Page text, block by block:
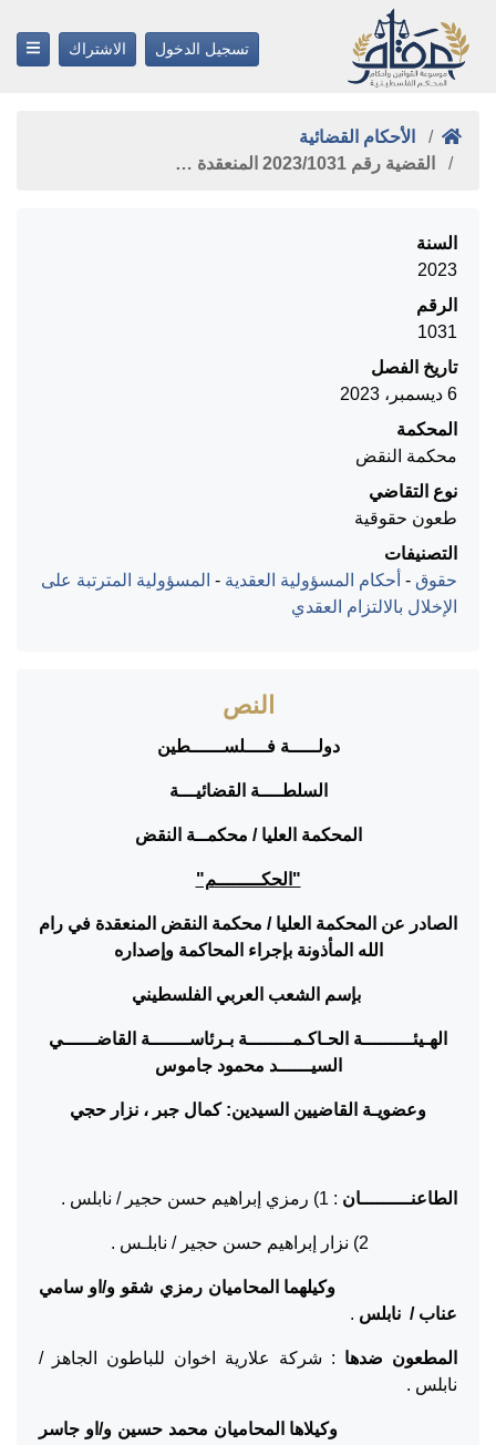
تسجيل الدخول الاشتراك
الأحكام القضائية
القضية رقم ‎1031‏/‎2023‏ المنعقدة …
السنة
2023
الرقم
1031
تاريخ الفصل
6 ديسمبر، 2023
المحكمة
محكمة النقض
نوع التقاضي
طعون حقوقية
التصنيفات
حقوق - أحكام المسؤولية العقدية - المسؤولية المترتبة على
الإخلال بالالتزام العقدي
النص
دولـــــة فــــلســــــطين
السلطــــة القضائيـــة
المحكمة العليا / محكمــة النقض
"الحكــــــــم"
الصادر عن المحكمة العليا / محكمة النقض المنعقدة في رام
الله المأذونة بإجراء المحاكمة وإصداره
بإسم الشعب العربي الفلسطيني
الهـيئـــــــــة الحـاكـمــــــــة بـرئاســـــــة القاضــــــي
السيــــــد محمود جاموس
وعضويـة القاضيين السيدين: كمال جبر ، نزار حجي
الطاعنـــــــــان : 1) رمزي إبراهيم حسن حجير / نابلس .
وكيلهما المحاميان رمزي شقو و/او سامي
عناب / نابلس .
المطعون ضدها : شركة علارية اخوان للباطون الجاهز /
نابلس .
وكيلاها المحاميان محمد حسين و/او جاسر